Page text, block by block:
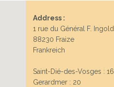
Address :
1 rue du Général F. Ingold
88230 Fraize
Frankreich
Saint-Dié-des-Vosges : 16
Gerardmer : 20